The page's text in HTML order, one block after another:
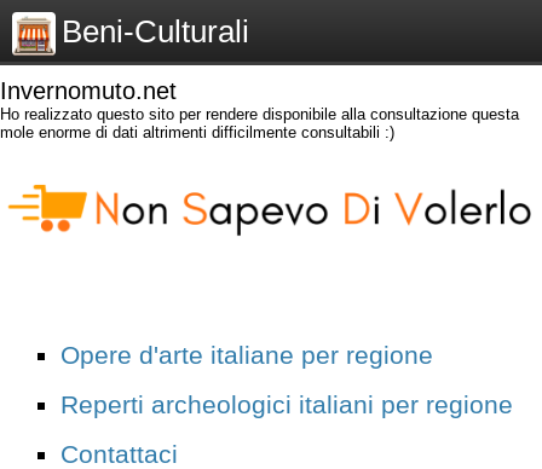
Beni-Culturali
Invernomuto.net
Ho realizzato questo sito per rendere disponibile alla consultazione questa
mole enorme di dati altrimenti difficilmente consultabili :)
Opere d'arte italiane per regione
Reperti archeologici italiani per regione
Contattaci